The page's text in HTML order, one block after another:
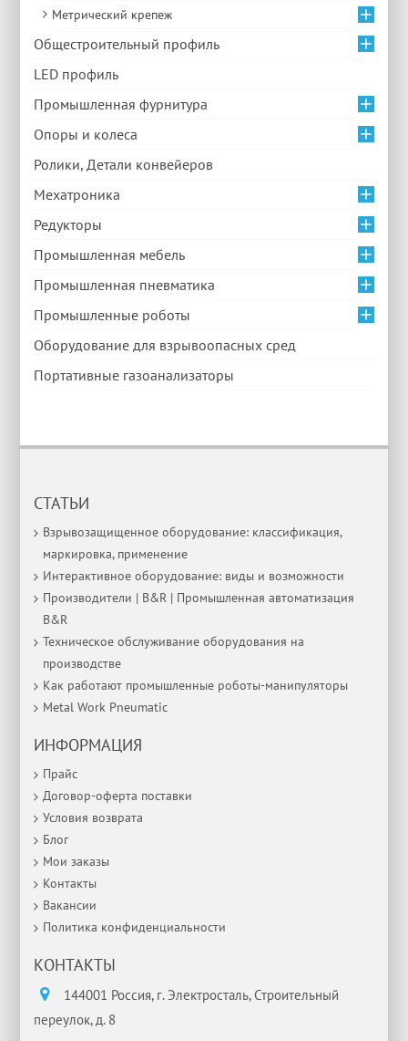
Метрический крепеж
Общестроительный профиль
LED профиль
Промышленная фурнитура
Опоры и колеса
Ролики, Детали конвейеров
Мехатроника
Редукторы
Промышленная мебель
Промышленная пневматика
Промышленные роботы
Оборудование для взрывоопасных сред
Портативные газоанализаторы
СТАТЬИ
Взрывозащищенное оборудование: классификация,
маркировка, применение
Интерактивное оборудование: виды и возможности
Производители | B&R | Промышленная автоматизация
B&R
Техническое обслуживание оборудования на
производстве
Как работают промышленные роботы-манипуляторы
Metal Work Pneumatic
ИНФОРМАЦИЯ
Прайс
Договор-оферта поставки
Условия возврата
Блог
Мои заказы
Контакты
Вакансии
Политика конфиденциальности
КОНТАКТЫ
144001 Россия, г. Электросталь, Строительный
переулок, д. 8